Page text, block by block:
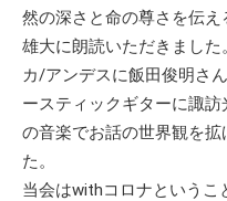
然の深さと命の尊さを伝
雄大に朗読いただきまし
カ/アンデスに飯田俊明さ
ースティックギターに諏
の音楽でお話の世界観を
た。
当会はwithコロナというこ